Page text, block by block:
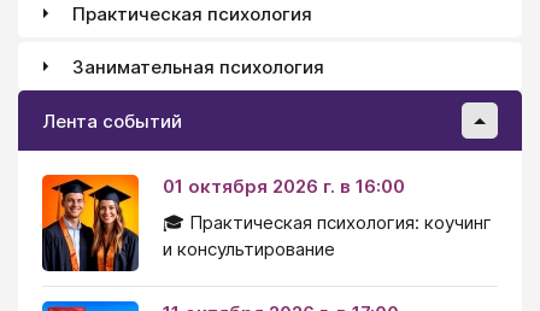
Практическая психология
Занимательная психология
Лента событий
01 октября 2026 г. в 16:00
🎓 Практическая психология: коучинг
и консультирование